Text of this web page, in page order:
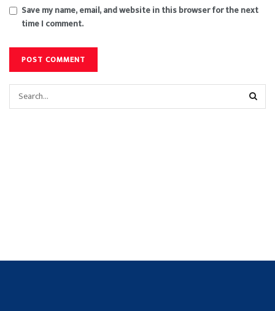
Save my name, email, and website in this browser for the next
time I comment.